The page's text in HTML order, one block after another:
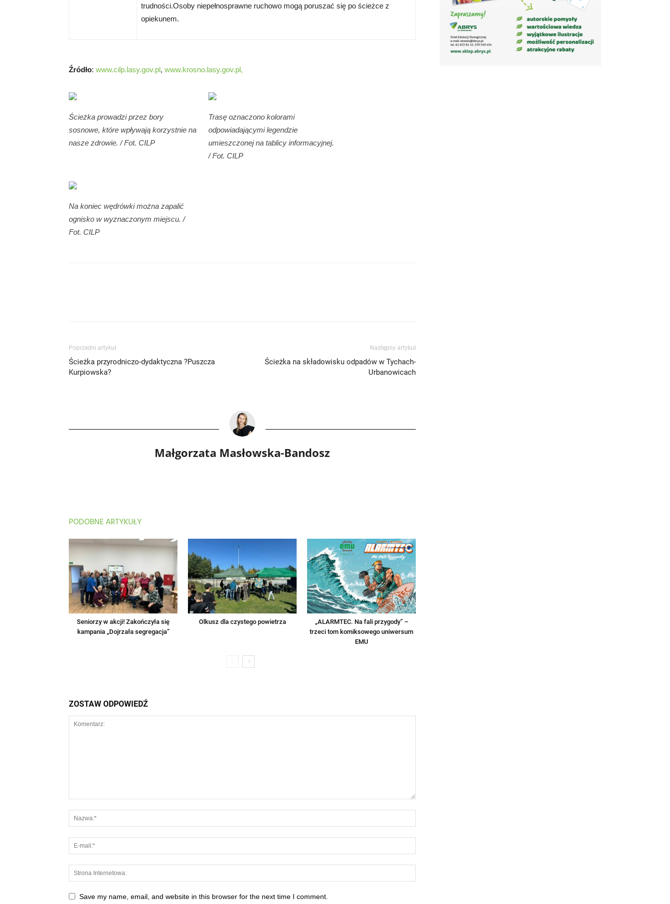
trudności.Osoby niepełnosprawne ruchowo mogą poruszać się po ścieżce z
opiekunem.
Źródło: www.cilp.lasy.gov.pl, www.krosno.lasy.gov.pl,
Ścieżka prowadzi przez bory
sosnowe, które wpływają korzystnie na
nasze zdrowie. / Fot. CILP
Trasę oznaczono kolorami
odpowiadającymi legendzie
umieszczonej na tablicy informacyjnej.
/ Fot. CILP
Na koniec wędrówki można zapalić
ognisko w wyznaczonym miejscu. /
Fot. CILP
Poprzedni artykuł
Ścieżka przyrodniczo-dydaktyczna ?Puszcza
Kurpiowska?
Następny artykuł
Ścieżka na składowisku odpadów w Tychach-
Urbanowicach
Małgorzata Masłowska-Bandosz
PODOBNE ARTYKUŁY
Seniorzy w akcji! Zakończyła się
kampania „Dojrzała segregacja”
Olkusz dla czystego powietrza
„ALARMTEC. Na fali przygody” –
trzeci tom komiksowego uniwersum
EMU
ZOSTAW ODPOWIEDŹ
Save my name, email, and website in this browser for the next time I comment.